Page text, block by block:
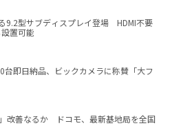
9.2型サブディスプレイ登場 HDMI不要
置可能
台即日納品、ビックカメラに称賛「大フ
」改善なるか ドコモ、最新基地局を全国